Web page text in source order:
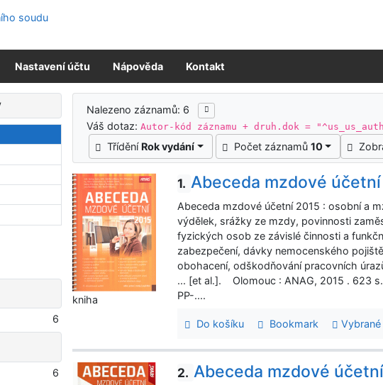
Nastavení účtu Nápověda Kontakt
Výsledky vyhledávání
Nalezeno záznamů: 6
Váš dotaz:Autor-kód záznamu + druh.dok = "^us_us_auth
Třídění Rok vydání Počet záznamů 10
1. Abeceda mzdové
Abeceda mzdové účetní 2015 : osobní a
výdělek, srážky ze mzdy, povinnosti
fyzických osob ze závislé činnosti a
zabezpečení, dávky nemocenského
obohacení, odškodňování pracovních
... [et al.]. Olomouc : ANAG, 2015 . 623
PP-....
Do košíku Bookmark
kniha
2. Abeceda mzdové
6
6